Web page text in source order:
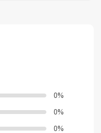
0%
0%
0%